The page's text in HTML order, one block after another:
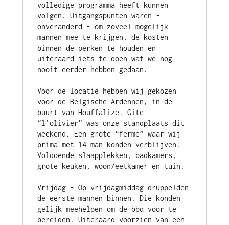
volledige programma heeft kunnen
volgen. Uitgangspunten waren -
onveranderd - om zoveel mogelijk
mannen mee te krijgen, de kosten
binnen de perken te houden en
uiteraard iets te doen wat we nog
nooit eerder hebben gedaan.
Voor de locatie hebben wij gekozen
voor de Belgische Ardennen, in de
buurt van Houffalize. Gite
“l’olivier” was onze standplaats dit
weekend. Een grote “ferme” waar wij
prima met 14 man konden verblijven.
Voldoende slaapplekken, badkamers,
grote keuken, woon/eetkamer en tuin.
Vrijdag - Op vrijdagmiddag druppelden
de eerste mannen binnen. Die konden
gelijk meehelpen om de bbq voor te
bereiden. Uiteraard voorzien van een